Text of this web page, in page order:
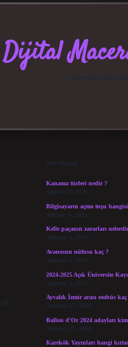
Dijital
Son Yazılar
Kanama türleri nedir ?
Ağustos 7, 2026
Bilgisayarın açma tuşu
Ağustos 6, 2026
Kelle paçanın zararları
Ağustos 5, 2026
Avanosun nüfusu kaç ?
Ağustos 4, 2026
2024-2025 Açık Üniversite
Ağustos 3, 2026
Ayvalık İzmir arası otobüs
Temmuz 27, 2026
Ballon d’Or 2024 adayları
Temmuz 25, 2026
Karekök Yayınları hangi